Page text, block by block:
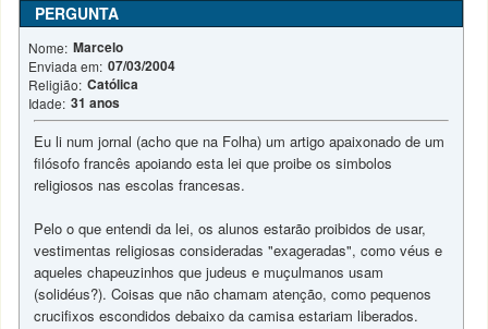
PERGUNTA
Nome: Marcelo
Enviada em: 07/03/2004
Religião: Católica
Idade: 31 anos
Eu li num jornal (acho que na Folha) um artigo apaixonado de um
filósofo francês apoiando esta lei que proibe os simbolos
religiosos nas escolas francesas.
Pelo o que entendi da lei, os alunos estarão proibidos de usar,
vestimentas religiosas consideradas "exageradas", como véus e
aqueles chapeuzinhos que judeus e muçulmanos usam
(solidéus?). Coisas que não chamam atenção, como pequenos
crucifixos escondidos debaixo da camisa estariam liberados.